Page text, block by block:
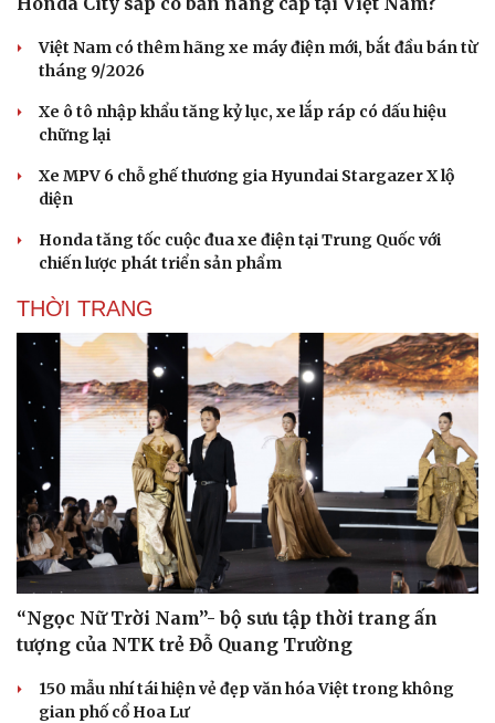
Việt Nam có thêm hãng xe máy điện mới, bắt đầu bán từ
tháng 9/2026
Xe ô tô nhập khẩu tăng kỷ lục, xe lắp ráp có dấu hiệu
chững lại
Xe MPV 6 chỗ ghế thương gia Hyundai Stargazer X lộ
diện
Honda tăng tốc cuộc đua xe điện tại Trung Quốc với
chiến lược phát triển sản phẩm
THỜI TRANG
“Ngọc Nữ Trời Nam”- bộ sưu tập thời trang ấn
tượng của NTK trẻ Đỗ Quang Trường
150 mẫu nhí tái hiện vẻ đẹp văn hóa Việt trong không
gian phố cổ Hoa Lư